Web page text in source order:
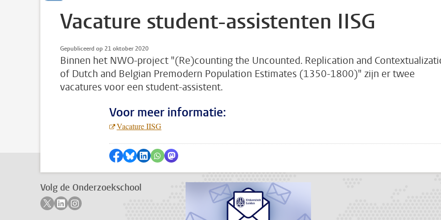
Vacature student-assistenten IISG
Gepubliceerd op 21 oktober 2020
Binnen het NWO-project "(Re)counting the Uncounted. Replication and
of Dutch and Belgian Premodern Population Estimates (1350-1800)" zijn er twee
vacatures voor een student-assistent.
Voor meer informatie:
Vacature IISG
Delen op Facebook
Delen via Bluesky
Delen op LinkedIn
???shareWhatsApp???
Delen via Mastodon
Volg de Onderzoekschool
Volg ons op twitter
Volg ons op linkedin
Volg ons op instagram